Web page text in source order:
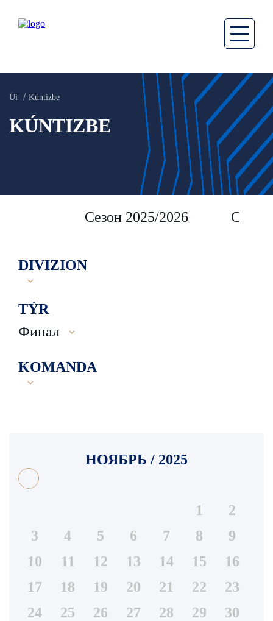
Üi Kúntizbe
KÚNTIZBE
Сезон 2025/2026 Сезон
DIVIZION
TÝR
Финал
KOMANDA
НОЯБРЬ / 2025
1
2
3
4 5 6 7 8
9
10
11 12 13 14 15
16
17
18 19 20 21 22
23
24
25 26 27 28 29 30